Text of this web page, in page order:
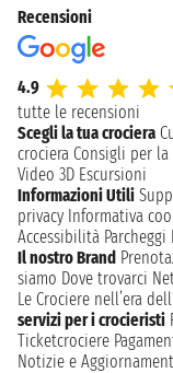
Recensioni
4.9
tutte le recensioni
Scegli la tua crociera
crociera Consigli per la
Video 3D Escursioni
Informazioni Utili
privacy Informativa
Accessibilità Parcheggi
Il nostro Brand
siamo Dove trovarci
Le Crociere nell’era
servizi per i crocieristi
Ticketcrociere
Notizie e